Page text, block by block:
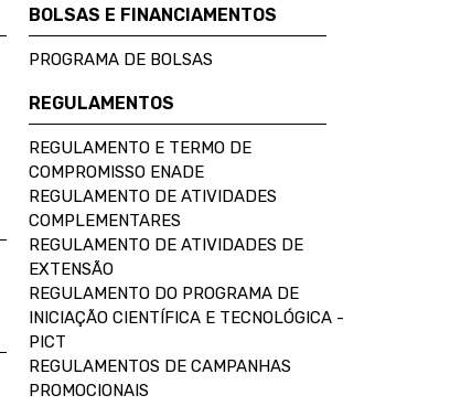
BOLSAS E FINANCIAMENTOS
PROGRAMA DE BOLSAS
REGULAMENTOS
REGULAMENTO E TERMO DE
COMPROMISSO ENADE
REGULAMENTO DE ATIVIDADES
COMPLEMENTARES
REGULAMENTO DE ATIVIDADES DE
EXTENSÃO
REGULAMENTO DO PROGRAMA DE
INICIAÇÃO CIENTÍFICA E TECNOLÓGICA -
PICT
REGULAMENTOS DE CAMPANHAS
PROMOCIONAIS